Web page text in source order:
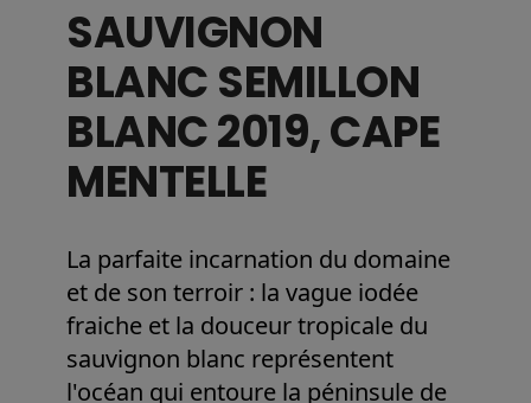
SAUVIGNON
BLANC SEMILLON
BLANC 2019, CAPE
MENTELLE
La parfaite incarnation du domaine
et de son terroir : la vague iodée
fraiche et la douceur tropicale du
sauvignon blanc représentent
l'océan qui entoure la péninsule de